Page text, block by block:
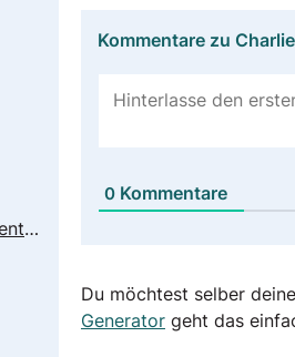
https://charlieindia.org/wp-content/uploads/2020/03/Partner_Hub_Data_Privacy_Webpage.pdf
Kommentare zu
0Kommentare
Du möchtest selber
Generatorgeht das